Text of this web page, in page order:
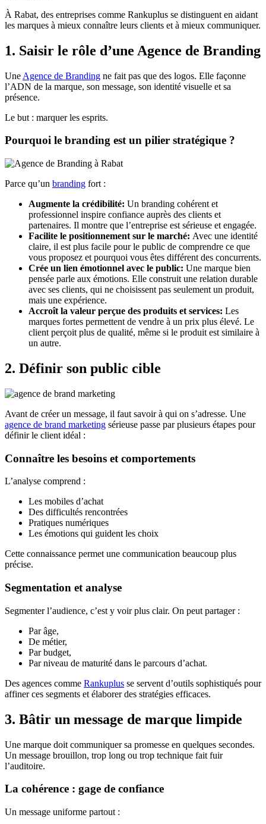
À Rabat, des entreprises comme Rankuplus se distinguent en aidant
les marques à mieux connaître leurs clients et à mieux communiquer.
1. Saisir le rôle d’une Agence de Branding
Une Agence de Branding ne fait pas que des logos. Elle façonne
l’ADN de la marque, son message, son identité visuelle et sa
présence.
Le but : marquer les esprits.
Pourquoi le branding est un pilier stratégique ?
Parce qu’un branding fort :
Augmente la crédibilité: Un branding cohérent et
professionnel inspire confiance auprès des clients et
partenaires. Il montre que l’entreprise est sérieuse et engagée.
Facilite le positionnement sur le marché: Avec une identité
claire, il est plus facile pour le public de comprendre ce que
vous proposez et pourquoi vous êtes différent des concurrents.
Crée un lien émotionnel avec le public: Une marque bien
pensée parle aux émotions. Elle construit une relation durable
avec ses clients, qui ne choisissent pas seulement un produit,
mais une expérience.
Accroît la valeur perçue des produits et services: Les
marques fortes permettent de vendre à un prix plus élevé. Le
client perçoit plus de qualité, même si le produit est similaire à
un autre.
2. Définir son public cible
Avant de créer un message, il faut savoir à qui on s’adresse. Une
agence de brand marketing sérieuse passe par plusieurs étapes pour
définir le client idéal :
Connaître les besoins et comportements
L’analyse comprend :
Les mobiles d’achat
Des difficultés rencontrées
Pratiques numériques
Les émotions qui guident les choix
Cette connaissance permet une communication beaucoup plus
précise.
Segmentation et analyse
Segmenter l’audience, c’est y voir plus clair. On peut partager :
Par âge,
De métier,
Par budget,
Par niveau de maturité dans le parcours d’achat.
Des agences comme Rankuplus se servent d’outils sophistiqués pour
affiner ces segments et élaborer des stratégies efficaces.
3. Bâtir un message de marque limpide
Une marque doit communiquer sa promesse en quelques secondes.
Un message brouillon, trop long ou trop technique fait fuir
l’auditoire.
La cohérence : gage de confiance
Un message uniforme partout :